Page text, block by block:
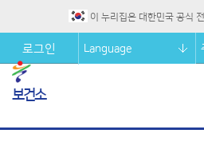
이 누리집은 대한민국 공식
보건소
로그인 Language